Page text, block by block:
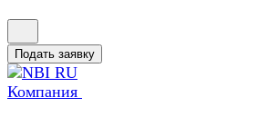
Подать заявку
Компания